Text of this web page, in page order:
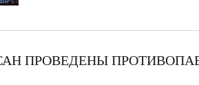
ПРОВЕДЕНЫ